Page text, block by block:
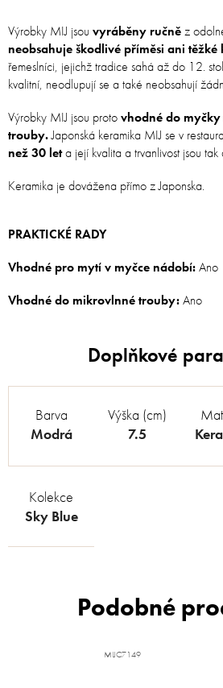
Výrobky MIJ jsou vyráběny ručněz
neobsahuje škodlivé příměsi ani těžké
řemeslníci, jejichž tradice sahá až do 12.
kvalitní, neodlupují se a také neobsahují
Výrobky MIJ jsou protovhodné do
trouby.Japonská keramika MIJ se v
než 30 leta její kvalita a trvanlivost jsou
Keramika je dovážena přímo z Japonska.
PRAKTICKÉ RADY
Vhodné pro mytí v myčce nádobí:Ano
Vhodné do mikrovlnné trouby:Ano
Barva
Modrá
Výška (cm)
7.5
Kolekce
Sky Blue
MIJC7149